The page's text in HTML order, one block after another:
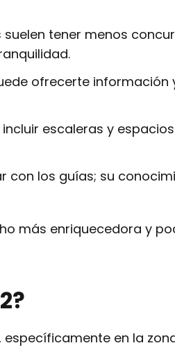
suelen tener menos
ofrecerte
incluir escaleras y
con los guías; su
más enriquecedora y
específicamente en la